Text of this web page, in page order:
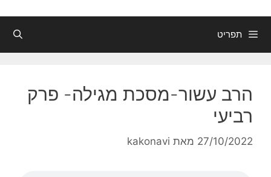
תפריט
הרב עשור-מסכת מגילה- פרק
רביעי
27/10/2022 מאת kakonavi